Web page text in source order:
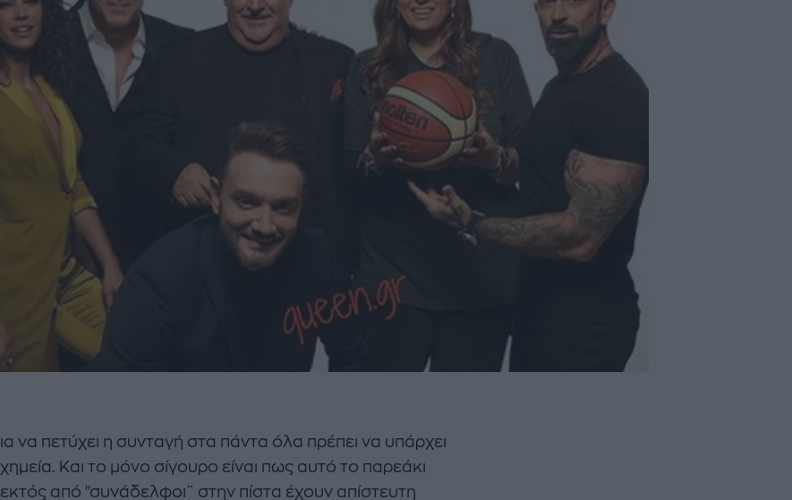
ια να πετύχει η συνταγή στα πάντα όλα πρέπει να υπάρχει
χημεία. Και το μόνο σίγουρο είναι πως αυτό το παρεάκι
εκτός από "συνάδελφοι¨ στην πίστα έχουν απίστευτη